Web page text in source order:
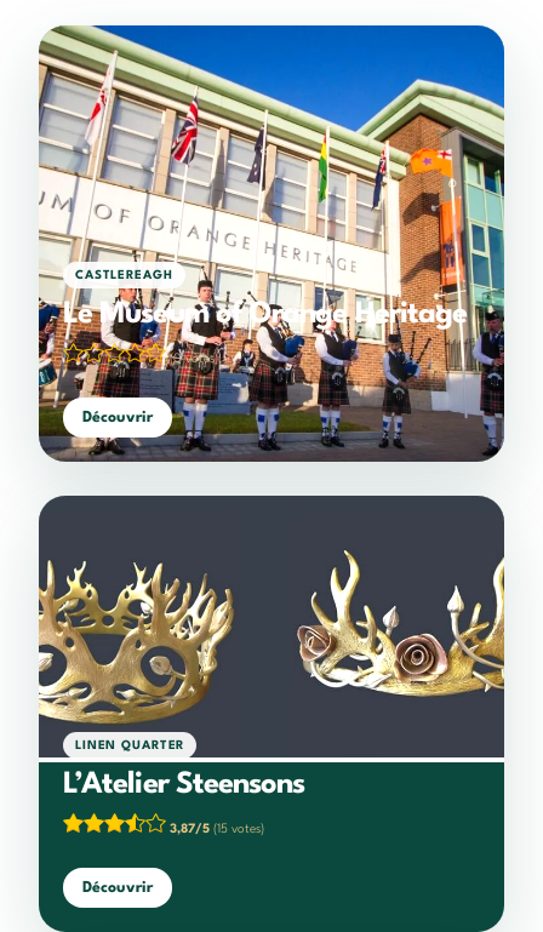
CASTLEREAGH
Le Museum of Orange Heritage
(0 votes)
Découvrir
LINEN QUARTER
L’Atelier Steensons
3,87/5 (15 votes)
Découvrir